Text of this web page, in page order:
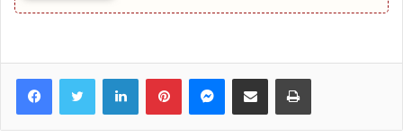
FacebookTwitter LinkedInPinterestMessenger
Share via Email Print